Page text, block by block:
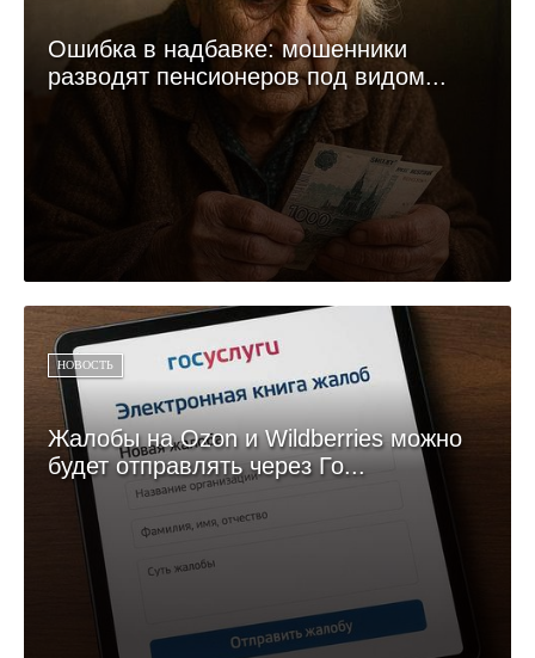
Ошибка в надбавке: мошенники
разводят пенсионеров под видом...
НОВОСТЬ
Жалобы на Ozon и Wildberries можно
будет отправлять через Го...